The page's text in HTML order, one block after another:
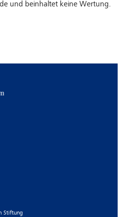
und beinhaltet keine Wertung.
Stiftung